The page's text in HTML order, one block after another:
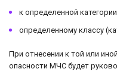
к определенной
определенному классу
При отнесении к той или
опасности МЧС будет